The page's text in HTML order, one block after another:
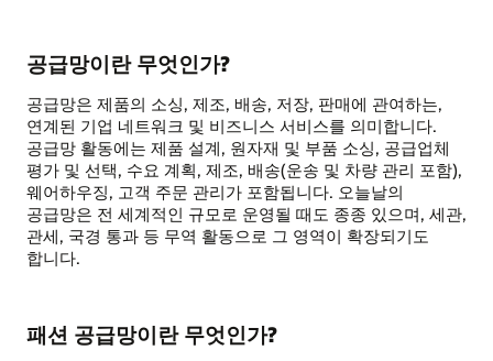
공급망이란 무엇인가?
공급망은 제품의 소싱, 제조, 배송, 저장, 판매에 관여하는,
연계된 기업 네트워크 및 비즈니스 서비스를 의미합니다.
공급망 활동에는 제품 설계, 원자재 및 부품 소싱, 공급업체
평가 및 선택, 수요 계획, 제조, 배송(운송 및 차량 관리 포함),
웨어하우징, 고객 주문 관리가 포함됩니다. 오늘날의
공급망은 전 세계적인 규모로 운영될 때도 종종 있으며, 세관,
관세, 국경 통과 등 무역 활동으로 그 영역이 확장되기도
합니다.
패션 공급망이란 무엇인가?